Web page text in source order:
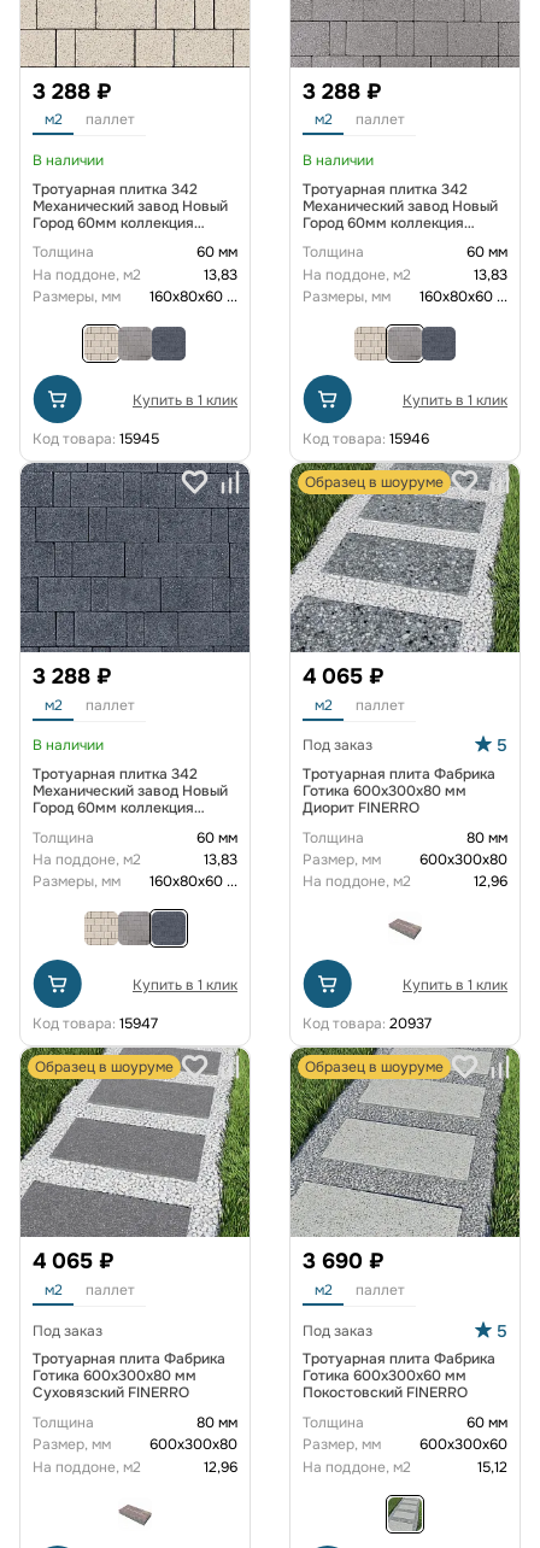
3 288 ₽
м2 паллет
В наличии
Тротуарная плитка 342
Механический завод Новый
Город 60мм коллекция
Толщина
60 мм
На поддоне, м2
13,83
Размеры, мм
160х80х60...
Купить в 1 клик
Код товара: 15945
3 288 ₽
м2 паллет
В наличии
Тротуарная плитка 342
Механический завод Новый
Город 60мм коллекция
Толщина
60 мм
На поддоне, м2
13,83
Размеры, мм
160х80х60...
Купить в 1 клик
Код товара: 15946
3 288 ₽
м2 паллет
В наличии
Тротуарная плитка 342
Механический завод Новый
Город 60мм коллекция
Толщина
60 мм
На поддоне, м2
13,83
Размеры, мм
160х80х60...
Купить в 1 клик
Код товара: 15947
Образец в шоуруме
4 065 ₽
м2 паллет
Под заказ 5
Тротуарная плита Фабрика
Готика 600x300x80 мм
Диорит FINERRO
Толщина
80 мм
Размер, мм
600х300х80
На поддоне, м2
12,96
Купить в 1 клик
Код товара: 20937
Образец в шоуруме
4 065 ₽
м2 паллет
Под заказ
Тротуарная плита Фабрика
Готика 600x300x80 мм
Суховязский FINERRO
Толщина
80 мм
Размер, мм
600х300х80
На поддоне, м2
12,96
Образец в шоуруме
3 690 ₽
м2 паллет
Под заказ 5
Тротуарная плита Фабрика
Готика 600х300х60 мм
Покостовский FINERRO
Толщина
60 мм
Размер, мм
600х300х60
На поддоне, м2
15,12